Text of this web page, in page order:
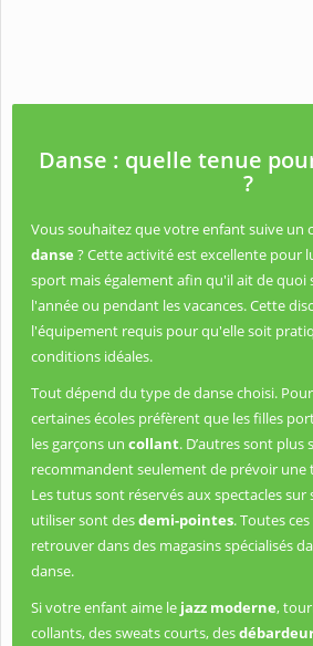
Danse : quelle tenue
?
Vous souhaitez que votre enfant suive un
danse ? Cette activité est excellente pour
sport mais également afin qu'il ait de quoi
l'année ou pendant les vacances. Cette
l'équipement requis pour qu'elle soit
conditions idéales.
Tout dépend du type de danse choisi.
certaines écoles préfèrent que les filles
les garçons un collant. D’autres sont plus
recommandent seulement de prévoir une
Les tutus sont réservés aux spectacles sur
utiliser sont desdemi-pointes. Toutes
retrouver dans des magasins spécialisés
danse.
Si votre enfant aime le jazz moderne,
collants, des sweats courts, des